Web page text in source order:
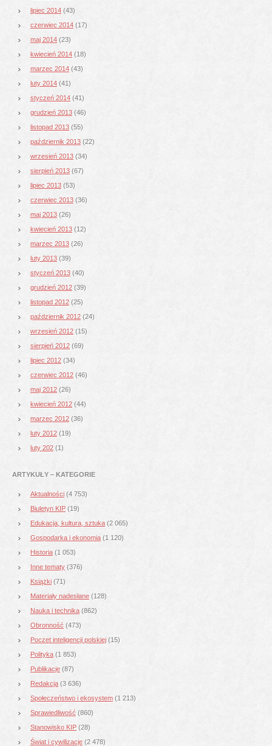
lipiec 2014 (43)
czerwiec 2014 (17)
maj 2014 (23)
kwiecień 2014 (18)
marzec 2014 (43)
luty 2014 (41)
styczeń 2014 (41)
grudzień 2013 (46)
listopad 2013 (55)
październik 2013 (22)
wrzesień 2013 (34)
sierpień 2013 (67)
lipiec 2013 (53)
czerwiec 2013 (36)
maj 2013 (26)
kwiecień 2013 (12)
marzec 2013 (26)
luty 2013 (39)
styczeń 2013 (40)
grudzień 2012 (39)
listopad 2012 (25)
październik 2012 (24)
wrzesień 2012 (15)
sierpień 2012 (69)
lipiec 2012 (34)
czerwiec 2012 (46)
maj 2012 (26)
kwiecień 2012 (44)
marzec 2012 (36)
luty 2012 (19)
luty 202 (1)
ARTYKUŁY – KATEGORIE
Aktualności (4 753)
Biuletyn KIP (19)
Edukacja, kultura, sztuka (2 065)
Gospodarka i ekonomia (1 120)
Historia (1 053)
Inne tematy (376)
Książki (71)
Materiały nadesłane (128)
Nauka i technika (862)
Obronność (473)
Poczet inteligencji polskiej (15)
Polityka (1 853)
Publikacje (87)
Redakcja (3 636)
Społeczeństwo i ekosystem (1 213)
Sprawiedliwość (860)
Stanowisko KIP (28)
Świat i cywilizacje (2 478)